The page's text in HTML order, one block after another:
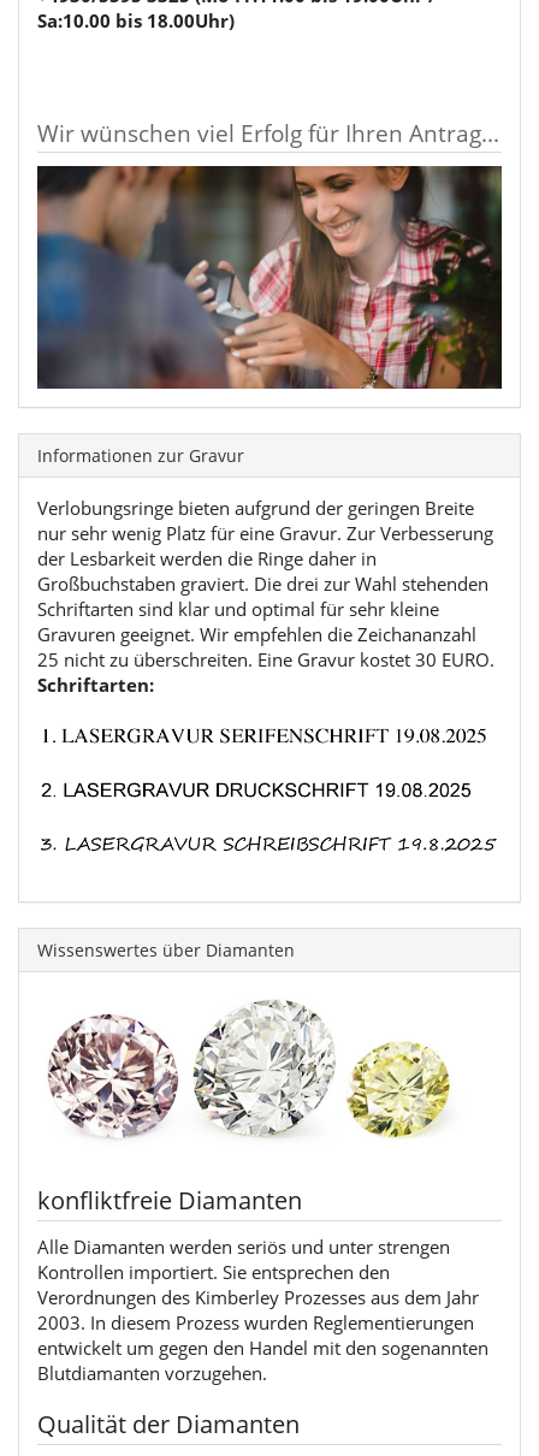
Sa:10.00 bis 18.00Uhr)
Wir wünschen viel Erfolg für Ihren Antrag...
Informationen zur Gravur
Verlobungsringe bieten aufgrund der geringen Breite
nur sehr wenig Platz für eine Gravur. Zur Verbesserung
der Lesbarkeit werden die Ringe daher in
Großbuchstaben graviert. Die drei zur Wahl stehenden
Schriftarten sind klar und optimal für sehr kleine
Gravuren geeignet. Wir empfehlen die Zeichananzahl
25 nicht zu überschreiten. Eine Gravur kostet 30 EURO.
Schriftarten:
Wissenswertes über Diamanten
konfliktfreie Diamanten
Alle Diamanten werden seriös und unter strengen
Kontrollen importiert. Sie entsprechen den
Verordnungen des Kimberley Prozesses aus dem Jahr
2003. In diesem Prozess wurden Reglementierungen
entwickelt um gegen den Handel mit den sogenannten
Blutdiamanten vorzugehen.
Qualität der Diamanten